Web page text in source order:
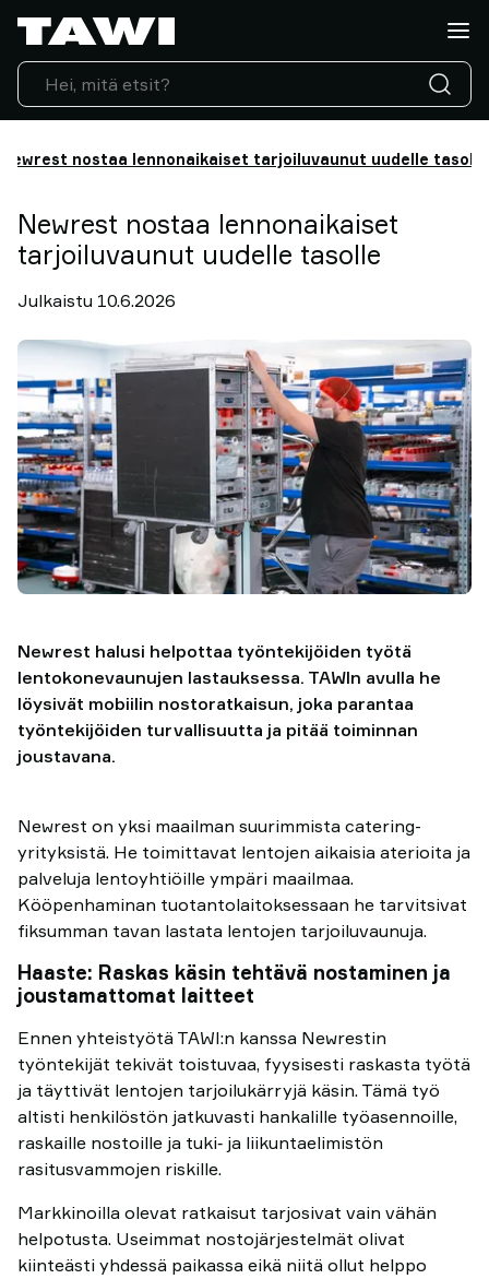
Newrest nostaa lennonaikaiset tarjoiluvaunut uudelle tasolle
Newrest nostaa lennonaikaiset
tarjoiluvaunut uudelle tasolle
Julkaistu 10.6.2026
Newrest halusi helpottaa työntekijöiden työtä
lentokonevaunujen lastauksessa. TAWIn avulla he
löysivät mobiilin nostoratkaisun, joka parantaa
työntekijöiden turvallisuutta ja pitää toiminnan
joustavana.
Newrest on yksi maailman suurimmista catering-
yrityksistä. He toimittavat lentojen aikaisia aterioita ja
palveluja lentoyhtiöille ympäri maailmaa.
Kööpenhaminan tuotantolaitoksessaan he tarvitsivat
fiksumman tavan lastata lentojen tarjoiluvaunuja.
Haaste: Raskas käsin tehtävä nostaminen ja
joustamattomat laitteet
Ennen yhteistyötä TAWI:n kanssa Newrestin
työntekijät tekivät toistuvaa, fyysisesti raskasta työtä
ja täyttivät lentojen tarjoilukärryjä käsin. Tämä työ
altisti henkilöstön jatkuvasti hankalille työasennoille,
raskaille nostoille ja tuki‑ ja liikuntaelimistön
rasitusvammojen riskille.
Markkinoilla olevat ratkaisut tarjosivat vain vähän
helpotusta. Useimmat nostojärjestelmät olivat
kiinteästi yhdessä paikassa eikä niitä ollut helppo
Mitä
haluatte
nostaa?
Nostolaitteet
Toimialat
Huolto
tuki
Suositukset
Näkemyksiä
nostamisesta
yhteyttä
TAWI